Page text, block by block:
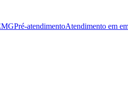
Pré-atendimentoAtendimento em